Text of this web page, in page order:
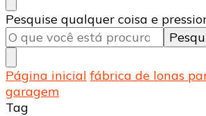
Procurando
algo?
Pesquise qualquer coisa e
Página inicial fábrica de lonas
garagem
Tag